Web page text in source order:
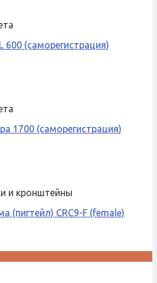
600 (саморегистрация)
1700 (саморегистрация)
и кронштейны
(пигтейл) CRC9-F (female)